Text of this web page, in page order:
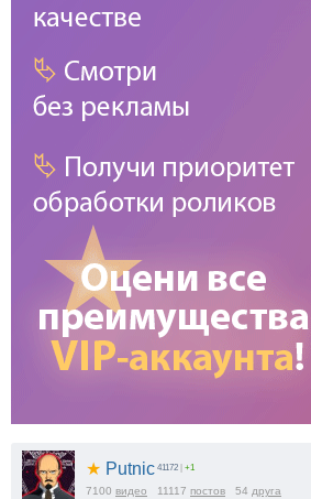
★ Putnic 41172 +1
7100 видео 11117 постов 54 друга